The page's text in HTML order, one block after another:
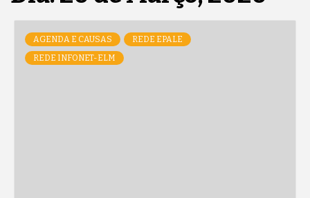
AGENDA E CAUSAS
REDE EPALE
REDE INFONET-ELM